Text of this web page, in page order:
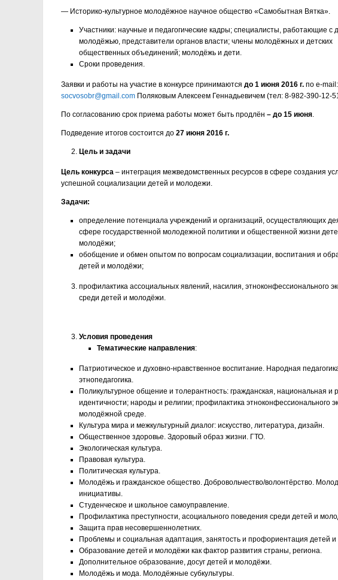
— Историко-культурное молодёжное научное общество «Самобытная Вятка».
Участники: научные и педагогические кадры; специалисты, работающие с
молодёжью, представители органов власти; члены молодёжных и детских
общественных объединений; молодёжь и дети.
Сроки проведения.
Заявки и работы на участие в конкурсе принимаются до 1 июня 2016 г. по e-mail:
socvosobr@gmail.com Поляковым Алексеем Геннадьевичем (тел: 8-982-390-12-
По согласованию срок приема работы может быть продлён – до 15 июня.
Подведение итогов состоится до 27 июня 2016 г.
Цель и задачи
Цель конкурса – интеграция межведомственных ресурсов в сфере создания
успешной социализации детей и молодежи.
Задачи:
определение потенциала учреждений и организаций, осуществляющих
сфере государственной молодежной политики и общественной жизни
молодёжи;
обобщение и обмен опытом по вопросам социализации, воспитания и
детей и молодёжи;
профилактика ассоциальных явлений, насилия, этноконфессионального
среди детей и молодёжи.
Условия проведения
Тематические направления:
Патриотическое и духовно-нравственное воспитание. Народная
этнопедагогика.
Поликультурное общение и толерантность: гражданская, национальная и
идентичности; народы и религии; профилактика этноконфессионального
молодёжной среде.
Культура мира и межкультурный диалог: искусство, литература, дизайн.
Общественное здоровье. Здоровый образ жизни. ГТО.
Экологическая культура.
Правовая культура.
Политическая культура.
Молодёжь и гражданское общество. Добровольчество/волонтёрство.
инициативы.
Студенческое и школьное самоуправление.
Профилактика преступности, асоциального поведения среди детей и
Защита прав несовершеннолетних.
Проблемы и социальная адаптация, занятость и профориентация детей
Образование детей и молодёжи как фактор развития страны, региона.
Дополнительное образование, досуг детей и молодёжи.
Молодёжь и мода. Молодёжные субкультуры.